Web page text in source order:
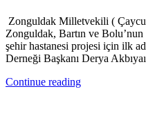
Zonguldak Milletvekili (
Zonguldak, Bartın ve
şehir hastanesi projesi için ilk
Derneği Başkanı Derya
Continue reading